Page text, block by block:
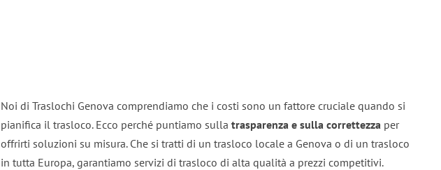
Noi di Traslochi Genova comprendiamo che i costi sono un fattore cruciale quando si
pianifica il trasloco. Ecco perché puntiamo sulla trasparenza e sulla correttezza per
offrirti soluzioni su misura. Che si tratti di un trasloco locale a Genova o di un trasloco
in tutta Europa, garantiamo servizi di trasloco di alta qualità a prezzi competitivi.